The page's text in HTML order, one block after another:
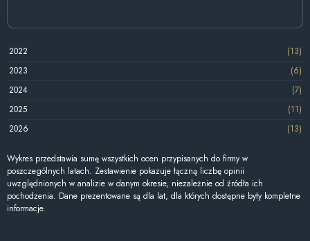
2022
(13)
2023
(6)
2024
(7)
2025
(11)
2026
(13)
Wykres przedstawia sumę wszystkich ocen przypisanych do firmy w
poszczególnych latach. Zestawienie pokazuje łączną liczbę opinii
uwzględnionych w analizie w danym okresie, niezależnie od źródła ich
pochodzenia. Dane prezentowane są dla lat, dla których dostępne były kompletne
informacje.